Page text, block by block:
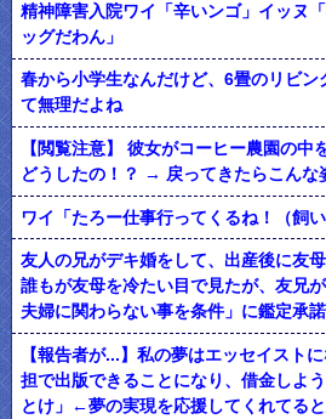
精神障害入院ワイ「辛いンゴ」イッヌ
ッグだわん」
春から小学生なんだけど、6畳のリビン
て無理だよね
【閲覧注意】 彼女がコーヒー農園の中
どうしたの！？ → 戻ってきたらこん
ワイ「たろー仕事行ってくるね！（飼
友人の兄がデキ婚をして、出産後に友
誰もが友母を冷たい目で見たが、友兄
夫婦に関わらない事を条件」に鑑定承
【報告者が...】私の夢はエッセイスト
担で出版できることになり、借金しよ
とけ」←夢の実現を応援してくれてると